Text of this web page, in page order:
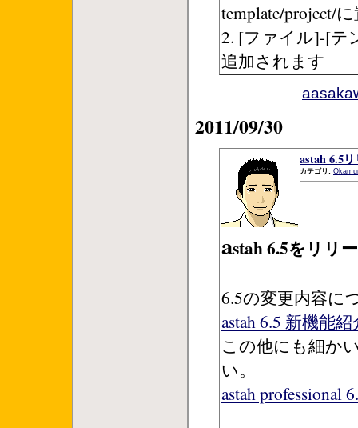
template/project/
2. [ファイル]-[テ
追加されます
2011/09/30
astah 6.5
カテゴリ:
astah 6.5をリリ
6.5の変更内容に
astah 6.5 新機能紹
この他にも細か
い。
astah professional